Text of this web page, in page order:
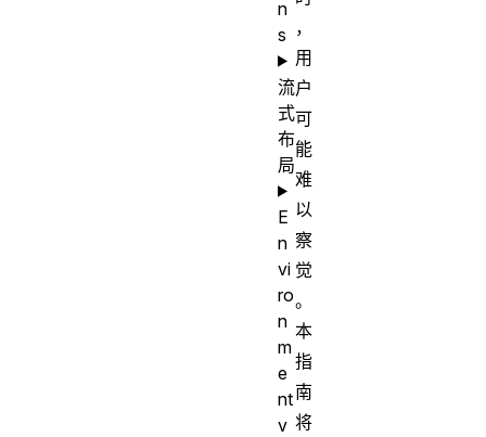
，
用
户
可
能
难
以
察
觉
。
本
指
南
将
n
s
流
式
布
局
E
n
vi
ro
n
m
e
nt
v